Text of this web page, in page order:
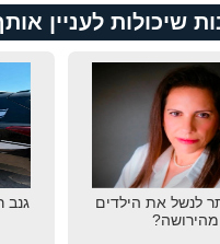
שיכולות לעניין
לנשל את הילדים
מהירושה?
גנב